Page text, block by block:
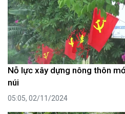
Nỗ lực xây dựng nông thôn
núi
05:05, 02/11/2024